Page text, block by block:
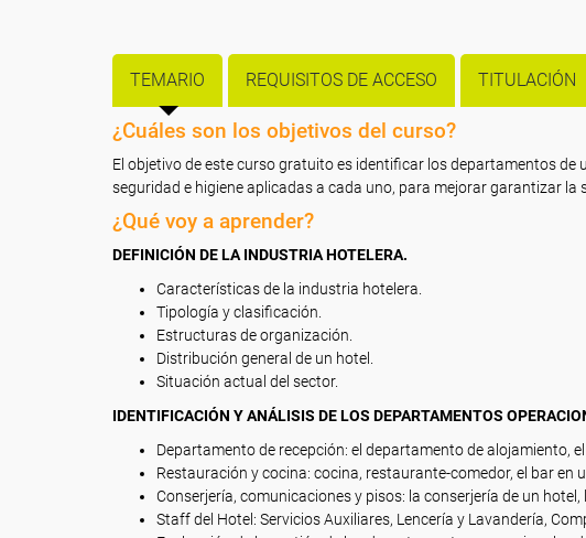
TEMARIO REQUISITOS DE ACCESO TITULACIÓN
¿Cuáles son los objetivos del curso?
El objetivo de este curso gratuito es identificar los departamentos
seguridad e higiene aplicadas a cada uno, para mejorar garantizar la
¿Qué voy a aprender?
DEFINICIÓN DE LA INDUSTRIA HOTELERA.
Características de la industria hotelera.
Tipología y clasificación.
Estructuras de organización.
Distribución general de un hotel.
Situación actual del sector.
IDENTIFICACIÓN Y ANÁLISIS DE LOS DEPARTAMENTOS
Departamento de recepción: el departamento de alojamiento,
Restauración y cocina: cocina, restaurante-comedor, el bar en
Conserjería, comunicaciones y pisos: la conserjería de un
Staff del Hotel: Servicios Auxiliares, Lencería y Lavandería,